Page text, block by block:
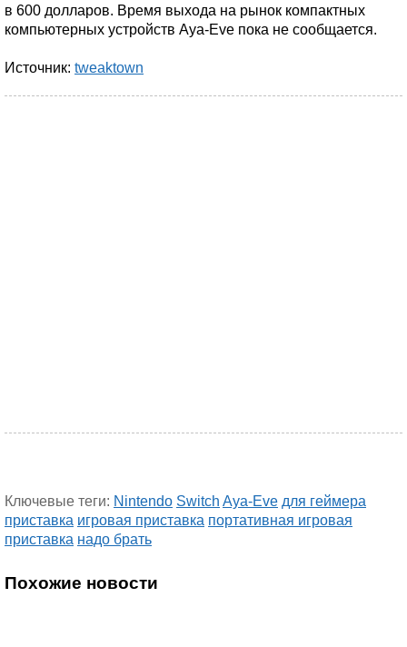
в 600 долларов. Время выхода на рынок компактных
компьютерных устройств Aya-Eve пока не сообщается.
Источник: tweaktown
Ключевые теги: Nintendo Switch Aya-Eve для геймера
приставка игровая приставка портативная игровая
приставка надо брать
Похожие новости